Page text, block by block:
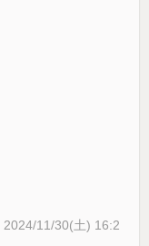
2024/11/30(土) 16:2